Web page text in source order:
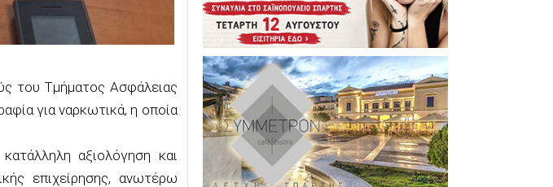
του Τμήματος Ασφάλειας
για ναρκωτικά, η οποία
αξιολόγηση και
επιχείρησης, ανωτέρω